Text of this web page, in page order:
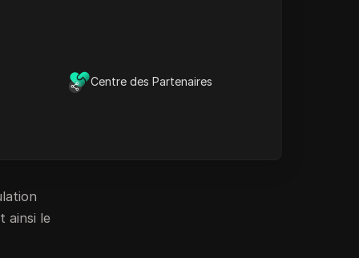
Centre des Partenaires
des
ainsi le